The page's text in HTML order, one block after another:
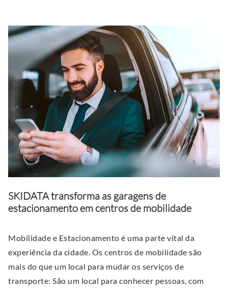
SKIDATA transforma as garagens de
estacionamento em centros de mobilidade
Mobilidade e Estacionamento é uma parte vital da
experiência da cidade. Os centros de mobilidade são
mais do que um local para mudar os serviços de
transporte: São um local para conhecer pessoas, com